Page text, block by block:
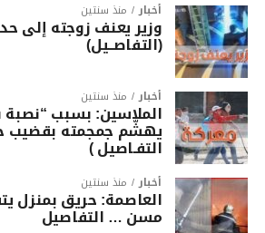
أخبار منذ سنتين
وزير يعنف زوجته إلى
(التفاصــيل)
أخبار منذ سنتين
الملاسين: بسبب
يهشّم جمجمته بقضيب
التفـاصيل )
أخبار منذ سنتين
العاصمة: حريق بمنزل
مسن … التفاصيل